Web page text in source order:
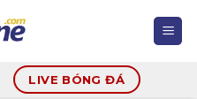
LIVE BÓNG ĐÁ